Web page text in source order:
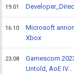
19.01
16.10
Microsoft
Xbox
23.08
Gamescom
Untold, AoE IV...